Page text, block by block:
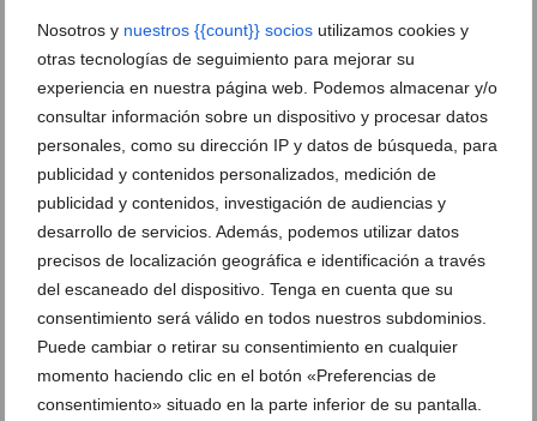
Nosotros y nuestros {{count}} socios utilizamos cookies y
otras tecnologías de seguimiento para mejorar su
experiencia en nuestra página web. Podemos almacenar y/o
consultar información sobre un dispositivo y procesar datos
personales, como su dirección IP y datos de búsqueda, para
publicidad y contenidos personalizados, medición de
publicidad y contenidos, investigación de audiencias y
desarrollo de servicios. Además, podemos utilizar datos
precisos de localización geográfica e identificación a través
del escaneado del dispositivo. Tenga en cuenta que su
consentimiento será válido en todos nuestros subdominios.
Puede cambiar o retirar su consentimiento en cualquier
momento haciendo clic en el botón «Preferencias de
consentimiento» situado en la parte inferior de su pantalla.
Ver sorteos
Newsletter